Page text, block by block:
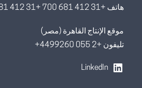
هاتف +31 412 681 700 +31 412 681
موقع الإنتاج القاهرة (مصر)
تليفون +2 055 4499260+
LinkedIn